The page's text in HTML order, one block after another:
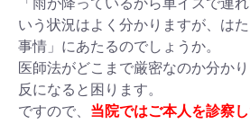
「雨が降っているから車イスで連
いう状況はよく分かりますが、は
事情」にあたるのでしょうか。
医師法がどこまで厳密なのか分か
反になると困ります。
ですので、 当院ではご本人を診察